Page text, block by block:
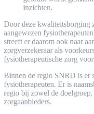
inzichten.
Door deze kwaliteitsborging
aangewezen
streeft er daarom ook naar
zorgverzekeraar als
fysiotherapeutische zorg
Binnen de regio SNRD is er
fysiotherapeuten. Er is
regio bij zowel de
zorgaanbieders.